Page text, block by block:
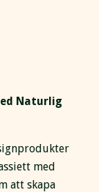
Naturlig
med
att skapa